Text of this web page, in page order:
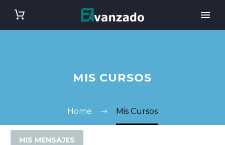
MIS CURSOS
Home Mis Cursos
MIS MENSAJES